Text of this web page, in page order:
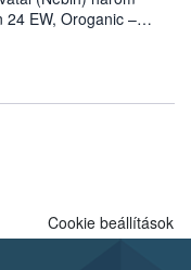
24 EW, Oroganic –
szüretet követően,
elleni további
termesztésben is
Cookie beállítások